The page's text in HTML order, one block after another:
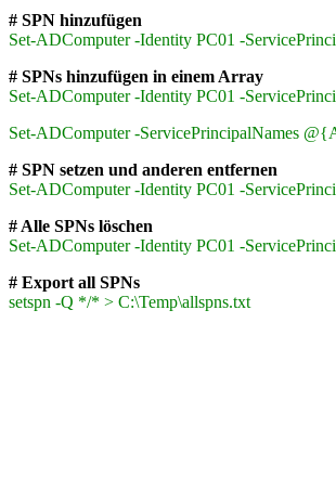
# SPN hinzufügen
Set-ADComputer -Identity PC01 -
# SPNs hinzufügen in einem Array
Set-ADComputer -Identity PC01 -
Set-ADComputer -ServicePrincipalNames
# SPN setzen und anderen entfernen
Set-ADComputer -Identity PC01 -
# Alle SPNs löschen
Set-ADComputer -Identity PC01 -
# Export all SPNs
setspn -Q */* > C:\Temp\allspns.txt